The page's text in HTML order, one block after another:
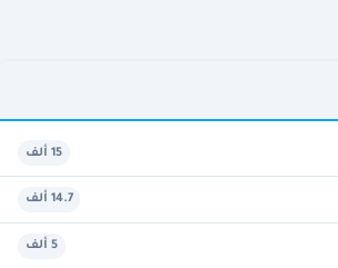
15 ألف
14.7 ألف
5 ألف